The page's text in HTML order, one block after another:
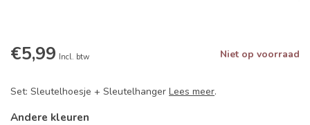
€5,99 Incl. btw Niet op voorraad
Set: Sleutelhoesje + Sleutelhanger Lees meer.
Andere kleuren